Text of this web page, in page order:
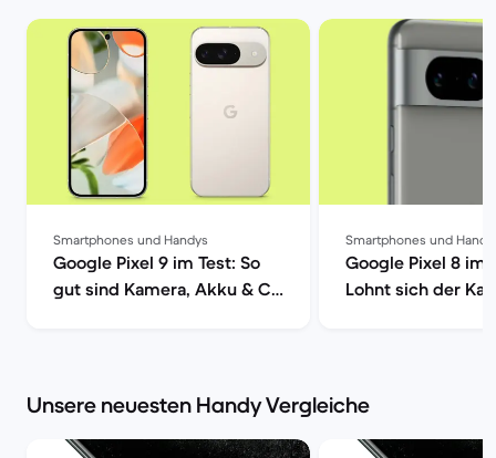
Smartphones und Handys
Google Pixel 9 im Test: So
gut sind Kamera, Akku & Co
Smartphones und
Google Pixel 8 im
Lohnt sich der
Unsere neuesten Handy Vergleiche